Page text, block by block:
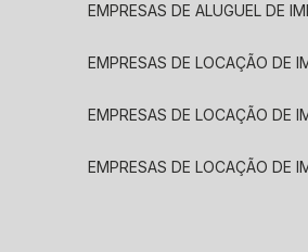
EMPRESAS DE ALUGUEL DE
EMPRESAS DE LOCAÇÃO DE
EMPRESAS DE LOCAÇÃO DE
EMPRESAS DE LOCAÇÃO DE